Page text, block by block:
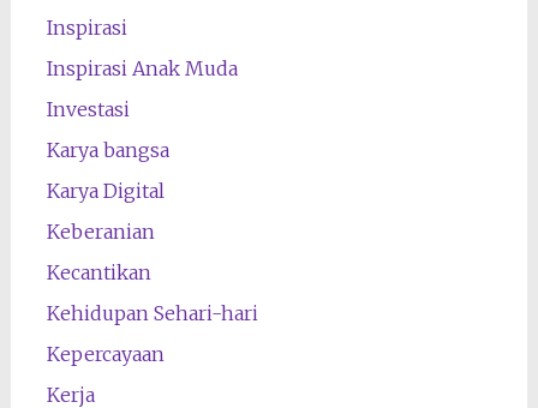
Inspirasi
Inspirasi Anak Muda
Investasi
Karya bangsa
Karya Digital
Keberanian
Kecantikan
Kehidupan Sehari-hari
Kepercayaan
Kerja